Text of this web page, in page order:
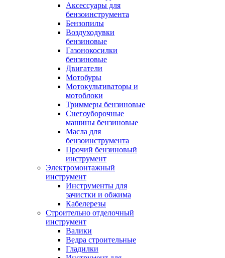
Аксессуары для
бензоинструмента
Бензопилы
Воздуходувки
бензиновые
Газонокосилки
бензиновые
Двигатели
Мотобуры
Мотокультиваторы и
мотоблоки
Триммеры бензиновые
Снегоуборочные
машины бензиновые
Масла для
бензоинструмента
Прочий бензиновый
инструмент
Электромонтажный
инструмент
Инструменты для
зачистки и обжима
Кабелерезы
Строительно отделочный
инструмент
Валики
Ведра строительные
Гладилки